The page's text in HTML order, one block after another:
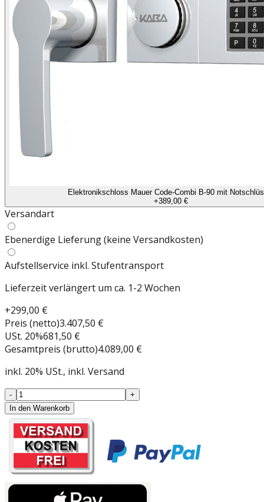
Elektronikschloss Mauer Code-Combi B-90 mit
+389,00 €
Versandart
Ebenerdige Lieferung (keine Versandkosten)
Aufstellservice inkl. Stufentransport
Lieferzeit verlängert um ca. 1-2 Wochen
+299,00 €
Preis (netto)3.407,50 €
USt. 20%681,50 €
Gesamtpreis (brutto)4.089,00 €
inkl. 20% USt., inkl. Versand
-
+
In den Warenkorb